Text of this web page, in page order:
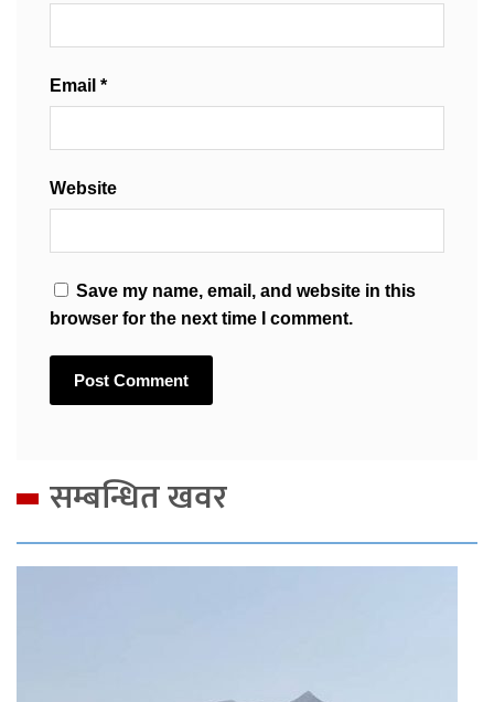
Email *
Website
Save my name, email, and website in this
browser for the next time I comment.
सम्बन्धित खवर